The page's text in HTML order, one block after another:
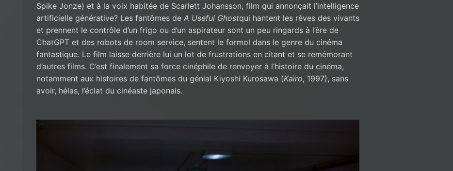
Spike Jonze) et à la voix habitée de Scarlett Johansson, film qui annonçait l’intelligence
artificielle générative? Les fantômes de A Useful Ghostqui hantent les rêves des vivants
et prennent le contrôle d’un frigo ou d’un aspirateur sont un peu ringards à l’ère de
ChatGPT et des robots de room service, sentent le formol dans le genre du cinéma
fantastique. Le film laisse derrière lui un lot de frustrations en citant et se remémorant
d’autres films. C’est finalement sa force cinéphile de renvoyer à l’histoire du cinéma,
notamment aux histoires de fantômes du génial Kiyoshi Kurosawa (Kaïro, 1997), sans
avoir, hélas, l’éclat du cinéaste japonais.